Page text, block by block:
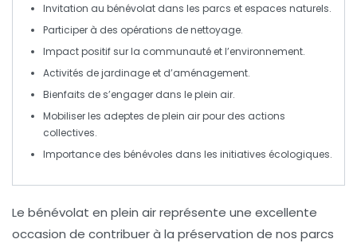
Invitation au bénévolat dans les parcs et espaces naturels.
Participer à des opérations de nettoyage.
Impact positif sur la communauté et l’environnement.
Activités dejardinage et d’aménagement.
Bienfaits de s’engager dans leplein air.
Mobiliser les adeptes de plein airpour des actions
collectives.
Importance des bénévoles dans les initiatives écologiques.
Le bénévolat en plein air représente une excellente
occasion de contribuer à la préservation de nos parcs